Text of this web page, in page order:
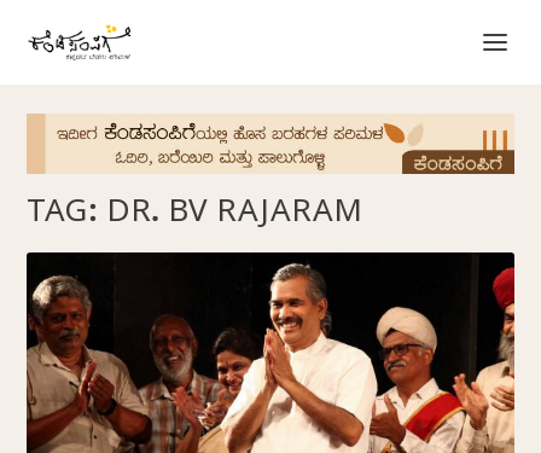
TAG: DR. BV RAJARAM